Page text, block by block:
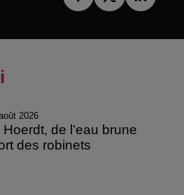
2026
Hoerdt, de l’eau brune
des robinets